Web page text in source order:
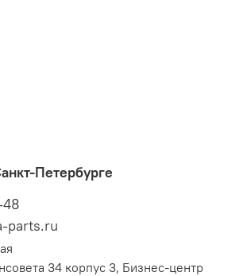
Петербурге
parts.ru
34 корпус 3, Бизнес-центр